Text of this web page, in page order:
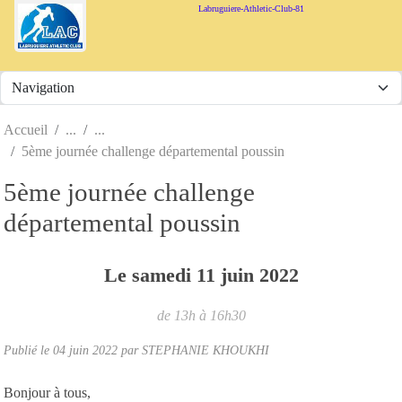
Labruguiere-Athletic-Club-81
Accueil
5ème journée challenge départemental poussin
5ème journée challenge
départemental poussin
Le samedi 11 juin 2022
de 13h à 16h30
Publié le 04 juin 2022 parSTEPHANIE KHOUKHI
Bonjour à tous,
Panneau de gestion des cookies